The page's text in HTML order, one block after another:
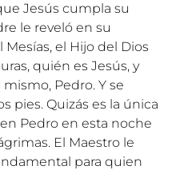
Jesús cumpla su
le reveló en su
el Hijo del Dios
quién es Jesús, y
Pedro. Y se
pies. Quizás es la única
Pedro en esta noche
El Maestro le
para quien